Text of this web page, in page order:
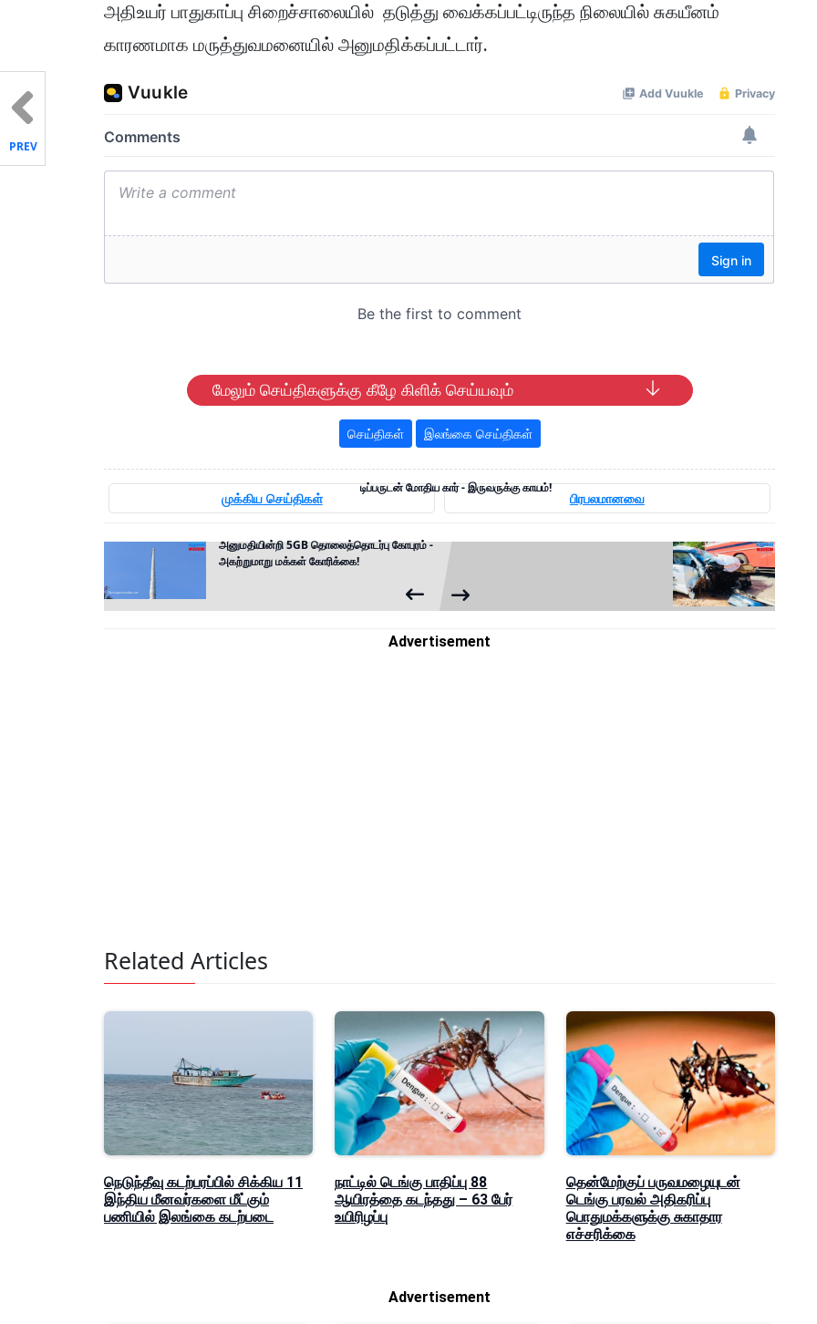
அதிஉயர் பாதுகாப்பு சிறைச்சாலையில் தடுத்து வைக்கப்பட்டிருந்த நிலையில் சுகயீனம்
காரணமாக மருத்துவமனையில் அனுமதிக்கப்பட்டார்.
மேலும் செய்திகளுக்கு கீழே கிளிக் செய்யவும்
செய்திகள் இலங்கை செய்திகள்
முக்கிய செய்திகள் பிரபலமானவை
அனுமதியின்றி 5GB தொலைத்தொடர்பு கோபுரம் -
அகற்றுமாறு மக்கள் கோரிக்கை!
டிப்பருடன் மோதிய கார் - இருவருக்கு காயம்!
PREV
Advertisement
Related Articles
நெடுந்தீவு கடற்பரப்பில் சிக்கிய 11
இந்திய மீனவர்களை மீட்கும்
பணியில் இலங்கை கடற்படை
நாட்டில் டெங்கு பாதிப்பு 88
ஆயிரத்தை கடந்தது – 63 பேர்
உயிரிழப்பு
தென்மேற்குப் பருவமழையுடன்
டெங்கு பரவல் அதிகரிப்பு
பொதுமக்களுக்கு சுகாதார
எச்சரிக்கை
Advertisement